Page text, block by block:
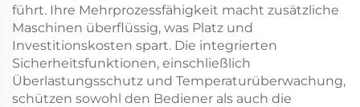
führt. Ihre Mehrprozessfähigkeit macht zusätzliche
Maschinen überflüssig, was Platz und
Investitionskosten spart. Die integrierten
Sicherheitsfunktionen, einschließlich
Überlastungsschutz und Temperaturüberwachung,
schützen sowohl den Bediener als auch die